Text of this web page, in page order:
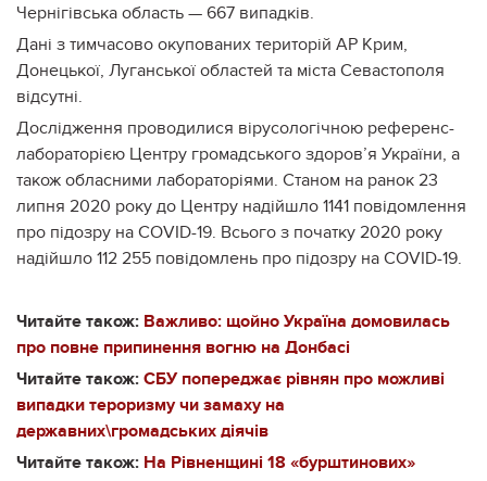
Чернігівська область — 667 випадків.
Дані з тимчасово окупованих територій АР Крим,
Донецької, Луганської областей та міста Севастополя
відсутні.
Дослідження проводилися вірусологічною референс-
лабораторією Центру громадського здоров’я України, а
також обласними лабораторіями. Станом на ранок 23
липня 2020 року до Центру надійшло 1141 повідомлення
про підозру на COVID-19. Всього з початку 2020 року
надійшло 112 255 повідомлень про підозру на COVID-19.
Читайте також: Важливо: щойно Україна домовилась
про повне припинення вогню на Донбасі
Читайте також: СБУ попереджає рівнян про можливі
випадки тероризму чи замаху на
державних\громадських діячів
Читайте також: На Рівненщині 18 «бурштинових»